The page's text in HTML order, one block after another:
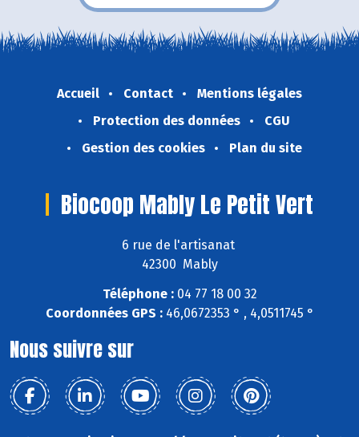
Accueil Contact
Mentions légales
Protection des données
CGU
Gestion des cookies
Plan du site
Biocoop Mably Le Petit Vert
6 rue de l'artisanat
42300 Mably
Téléphone :04 77 18 00 32
Coordonnées GPS :46,0672353 ° , 4,0511745 °
Nous suivre sur